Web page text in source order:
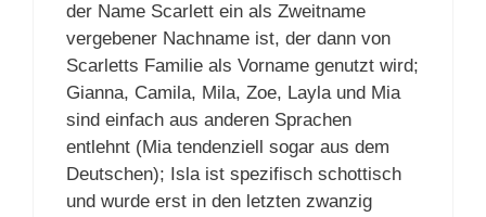
der Name Scarlett ein als Zweitname
vergebener Nachname ist, der dann von
Scarletts Familie als Vorname genutzt wird;
Gianna, Camila, Mila, Zoe, Layla und Mia
sind einfach aus anderen Sprachen
entlehnt (Mia tendenziell sogar aus dem
Deutschen); Isla ist spezifisch schottisch
und wurde erst in den letzten zwanzig